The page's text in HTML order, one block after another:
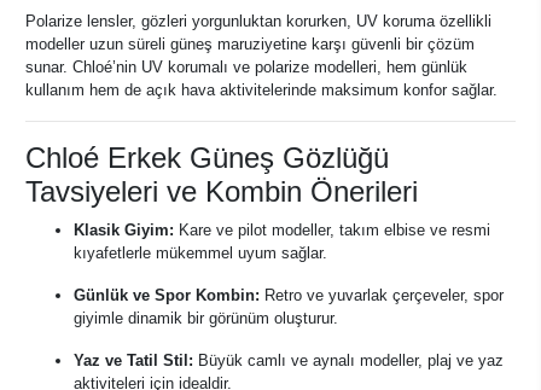
Polarize lensler, gözleri yorgunluktan korurken, UV koruma özellikli
modeller uzun süreli güneş maruziyetine karşı güvenli bir çözüm
sunar. Chloé’nin UV korumalı ve polarize modelleri, hem günlük
kullanım hem de açık hava aktivitelerinde maksimum konfor sağlar.
Chloé Erkek Güneş Gözlüğü
Tavsiyeleri ve Kombin Önerileri
Klasik Giyim: Kare ve pilot modeller, takım elbise ve resmi
kıyafetlerle mükemmel uyum sağlar.
Günlük ve Spor Kombin: Retro ve yuvarlak çerçeveler, spor
giyimle dinamik bir görünüm oluşturur.
Yaz ve Tatil Stil: Büyük camlı ve aynalı modeller, plaj ve yaz
aktiviteleri için idealdir.